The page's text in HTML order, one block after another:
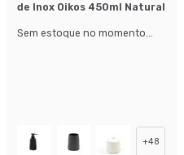
de Inox Oikos 450ml Natural
Sem estoque no momento...
+48